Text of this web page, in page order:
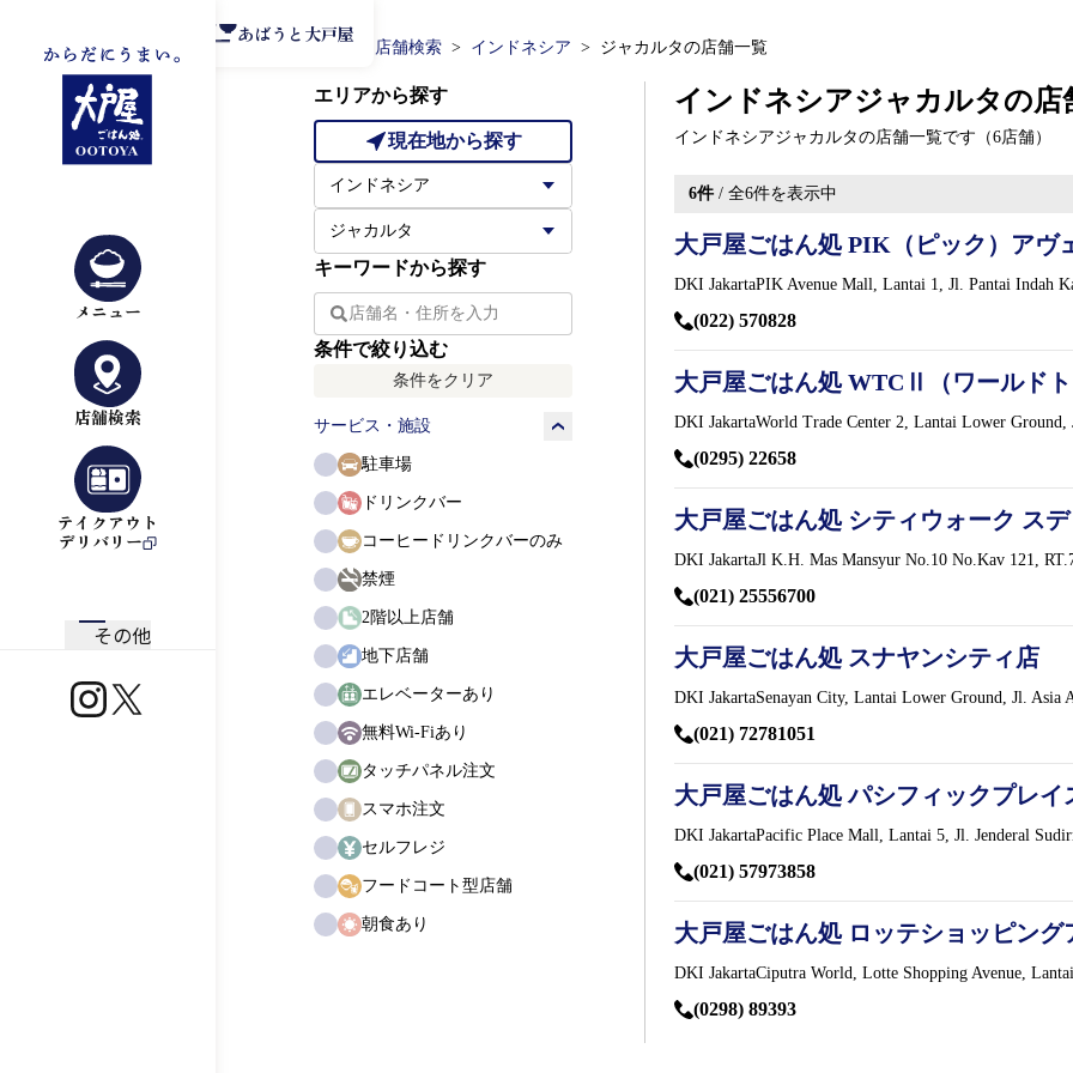
メニュー
店舗検索
テイクアウト
デリバリー
その他
https://www.instagram.com/ootoya.jp/
https://x.com/ootoya_gohan
あばうと大戸屋
TOP 店舗検索 インドネシア ジャカルタの店舗一覧
エリアから探す
現在地から探す
キーワードから探す
条件で絞り込む
条件をクリア
サービス・施設
駐車場
ドリンクバー
コーヒードリンクバーのみ
禁煙
2階以上店舗
地下店舗
エレベーターあり
無料Wi-Fiあり
タッチパネル注文
スマホ注文
セルフレジ
フードコート型店舗
朝食あり
インドネシアジャカルタの店
インドネシアジャカルタの店舗一覧です（6店舗）
6件 / 全6件を表示中
大戸屋ごはん処 PIK（ピック）アヴ
DKI JakartaPIK Avenue Mall, Lantai 1, Jl. Pantai Indah
(022) 570828
大戸屋ごはん処 WTCⅡ（ワールド
DKI JakartaWorld Trade Center 2, Lantai Lower Ground,
(0295) 22658
大戸屋ごはん処 シティウォーク ス
DKI JakartaJl K.H. Mas Mansyur No.10 No.Kav 121,
(021) 25556700
大戸屋ごはん処 スナヤンシティ店
DKI JakartaSenayan City, Lantai Lower Ground, Jl. Asia
(021) 72781051
大戸屋ごはん処 パシフィックプレイ
DKI JakartaPacific Place Mall, Lantai 5, Jl. Jenderal
(021) 57973858
大戸屋ごはん処 ロッテショッピング
DKI JakartaCiputra World, Lotte Shopping Avenue,
(0298) 89393